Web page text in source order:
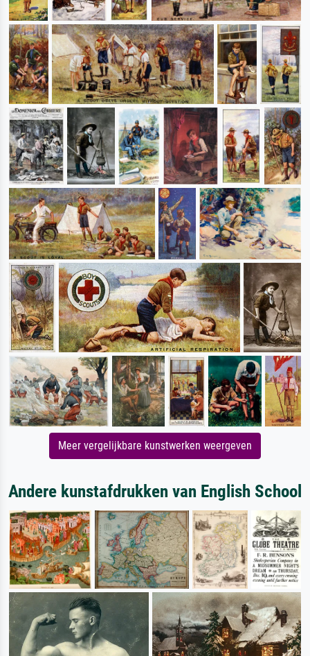
Meer vergelijkbare kunstwerken weergeven
Andere kunstafdrukken van English School